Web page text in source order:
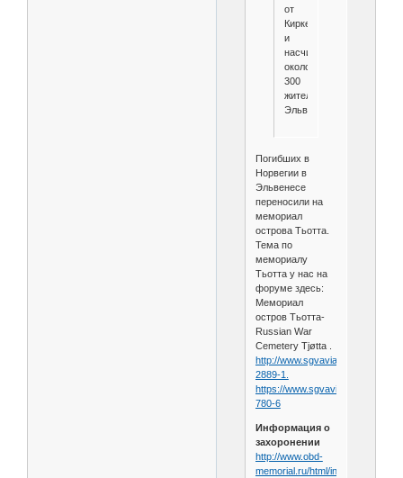
от
Киркенеса
и
насчитывает
около
300
жителей.тhttps://
Эльвенес
Погибших в
Норвегии в
Эльвенесе
переносили на
мемориал
острова Тьотта.
Тема по
мемориалу
Тьотта у нас на
форуме здесь:
Мемориал
остров Тьотта-
Russian War
Cemetery Tjøtta .
http://www.sgvavia.ru/forum/148-
2889-1.
https://www.sgvavia.ru/forum/
780-6
Информация о
захоронении
http://www.obd-
memorial.ru/html/info.htm?